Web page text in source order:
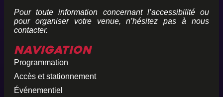
Pour toute information concernant l’accessibilité ou
pour organiser votre venue, n’hésitez pas à nous
contacter.
Navigation
Programmation
Accès et stationnement
Événementiel